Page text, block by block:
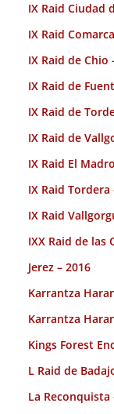
IX Raid Ciudad
IX Raid
IX Raid de Chio
IX Raid de
IX Raid de
IX Raid de
IX Raid El
IX Raid Tordera
IX Raid
IXX Raid de las
Jerez – 2016
Karrantza
Karrantza
Kings Forest
L Raid de
La Reconquista